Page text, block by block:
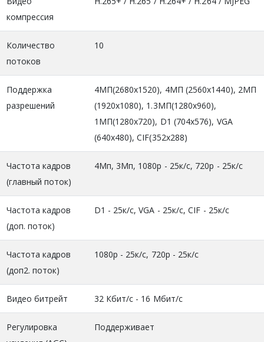
компрессия
Количество
потоков
10
Поддержка
разрешений
4МП(2680х1520), 4MП (2560x1440), 2МП
(1920x1080), 1.3MП(1280x960),
1МП(1280x720), D1 (704x576), VGA
(640x480), CIF(352x288)
Частота кадров
(главный поток)
4Мп, 3Мп, 1080р - 25к/с, 720р - 25к/с
Частота кадров
(доп. поток)
D1 - 25к/c, VGA - 25к/с, CIF - 25к/с
Частота кадров
(доп2. поток)
1080р - 25к/с, 720р - 25к/с
Видео битрейт 32 Кбит/с - 16 Mбит/с
Регулировка
Поддерживает